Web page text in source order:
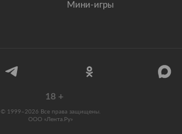
Мини-игры
18 +
© 1999–2026 Все права защищены.
ООО «Лента.Ру»